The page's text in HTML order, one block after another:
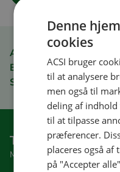
ACSI Club ID
Bestil hurtigt og nemt
Sikker betaling
Tilmeld dig
Modtag gode tips og tilbud
Denne
cookies
ACSI bruger
til at analysere
men også til
deling af
til at tilpasse
præferencer.
placeres også af
på "Accepter